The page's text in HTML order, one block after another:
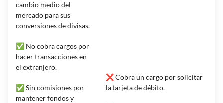
cambio medio del
mercado para sus
conversiones de divisas.
✅ No cobra cargos por
hacer transacciones en
el extranjero.
✅ Sin comisiones por
mantener fondos y
❌ Cobra un cargo por solicitar
la tarjeta de débito.